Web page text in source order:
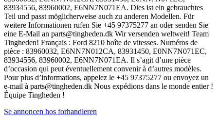
83934556, 83960002, E6NN7N071EA. Dies ist ein gebrauchtes
Teil und passt möglicherweise auch zu anderen Modellen. Für
weitere Informationen rufen Sie +45 97375277 an oder senden Sie
eine E-Mail an parts@tingheden.dk Wir versenden weltweit! Team
Tingheden! Français : Ford 8210 boîte de vitesses. Numéros de
pièce : 83960032, E6NN7N012CA, 83931450, E0NN7N071EC,
83934556, 83960002, E6NN7N071EA. Il s’agit d’une pièce
d’occasion qui peut éventuellement convenir à d’autres modèles.
Pour plus d’informations, appelez le +45 97375277 ou envoyez un
e-mail à parts@tingheden.dk Nous expédions dans le monde entier !
Équipe Tingheden !
Se annoncen hos forhandleren